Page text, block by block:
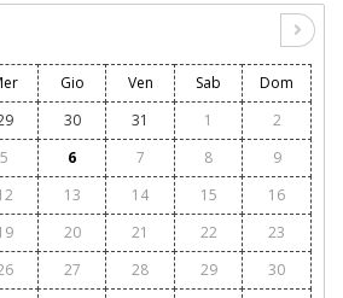
Gio Ven Sab
Dom
30 31 1
2
5 6 7 8
9
13 14 15
16
20 21 22
23
27 28 29
30